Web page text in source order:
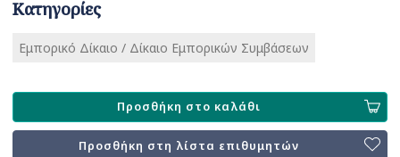
Κατηγορίες
Εμπορικό Δίκαιο / Δίκαιο Εμπορικών Συμβάσεων
Προσθήκη στο καλάθι
Προσθήκη στη λίστα επιθυμητών